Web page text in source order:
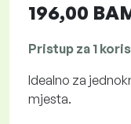
196,00
Pristup za 1
Idealno za
mjesta.